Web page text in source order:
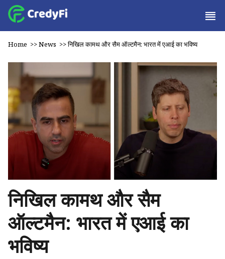
Home >>News >>निखिल कामथ और सैम ऑल्टमैन: भारत में एआई का भविष्य
निखिल कामथ और सैम
ऑल्टमैन: भारत में एआई का
भविष्य